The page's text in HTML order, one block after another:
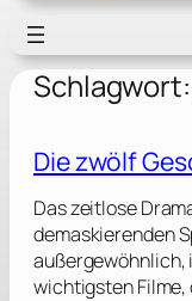
Schlagwort:
Die zwölf
Das zeitlose
demaskierenden
außergewöhnlich,
wichtigsten Filme,